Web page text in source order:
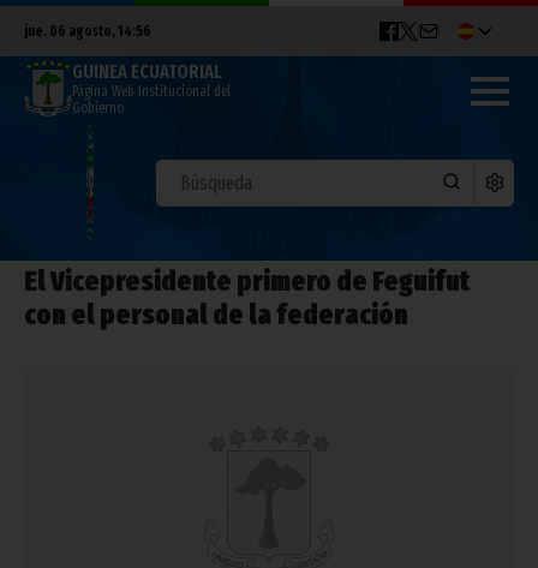
jue. 06 agosto, 14:56
GUINEA ECUATORIAL
Página Web Institucional del
Gobierno
El Vicepresidente primero de Feguifut
con el personal de la federación